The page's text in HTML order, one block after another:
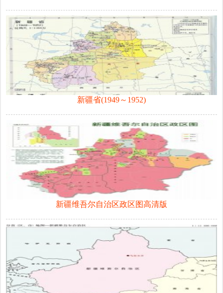
新疆省(1949～1952)
新疆维吾尔自治区政区图高清版